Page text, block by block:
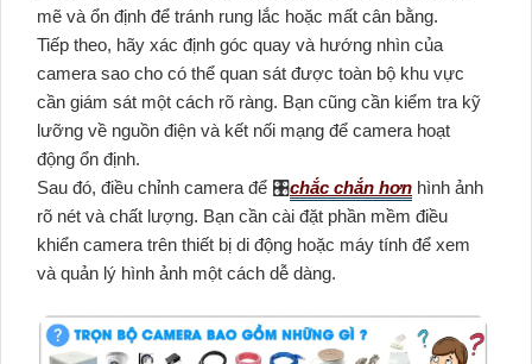
mẽ và ổn định để tránh rung lắc hoặc mất cân bằng.
Tiếp theo, hãy xác định góc quay và hướng nhìn của
camera sao cho có thể quan sát được toàn bộ khu vực
cần giám sát một cách rõ ràng. Bạn cũng cần kiểm tra kỹ
lưỡng về nguồn điện và kết nối mạng để camera hoạt
động ổn định.
Sau đó, điều chỉnh camera để 🎛chắc chắn hơn hình ảnh
rõ nét và chất lượng. Bạn cần cài đặt phần mềm điều
khiển camera trên thiết bị di động hoặc máy tính để xem
và quản lý hình ảnh một cách dễ dàng.